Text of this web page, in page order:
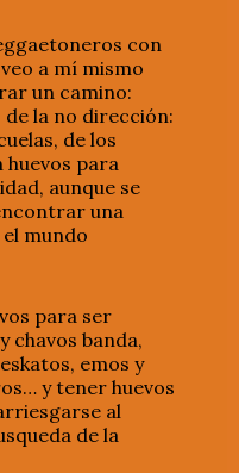
con
a mí mismo
un camino:
la no dirección:
de los
huevos para
aunque se
una
mundo
para ser
chavos banda,
emos y
y tener huevos
al
de la